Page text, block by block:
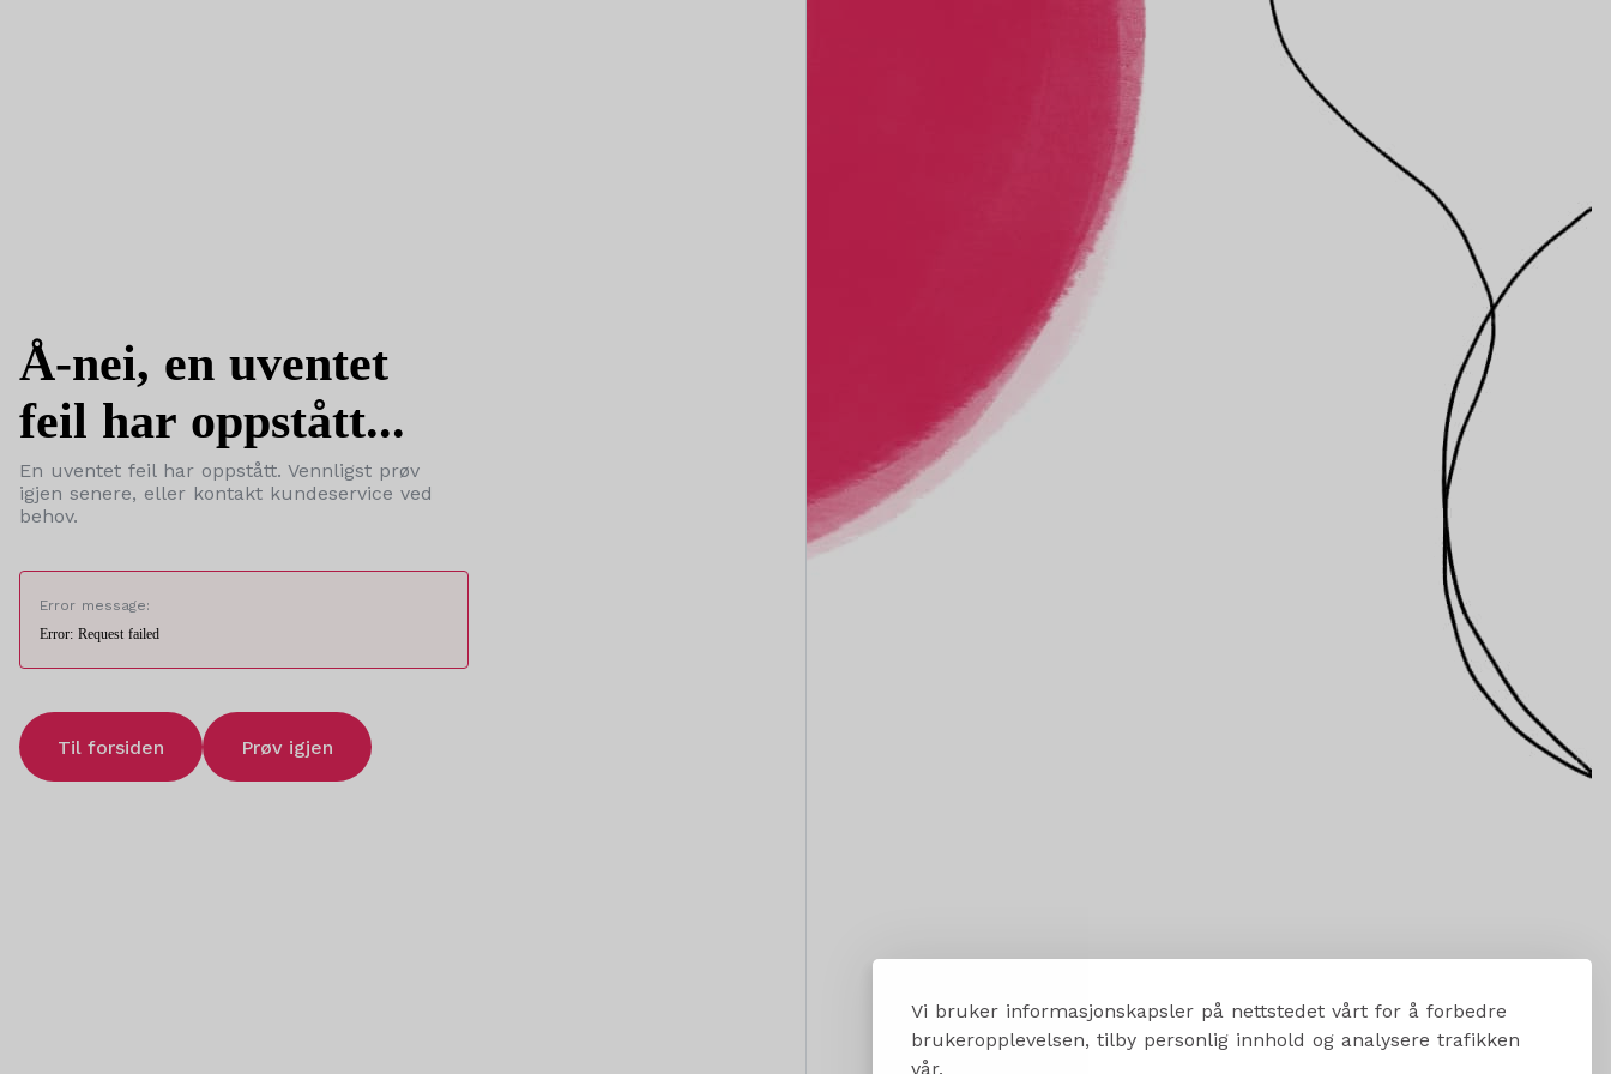
Vi bruker informasjonskapsler på nettstedet vårt for å forbedre
brukeropplevelsen, tilby personlig innhold og analysere trafikken
vår.
Å-nei, en uventet
feil har oppstått...
En uventet feil har oppstått. Vennligst prøv
igjen senere, eller kontakt kundeservice ved
behov.
Error message:
Error: Request failed
Til forsiden Prøv igjen